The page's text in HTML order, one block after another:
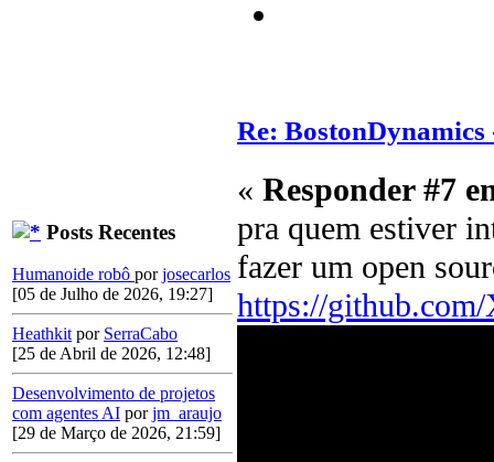
Posts Recentes
Humanoide robô porjosecarlos
[05 de Julho de 2026, 19:27]
Heathkit por SerraCabo
[25 de Abril de 2026, 12:48]
Desenvolvimento de projetos
com agentes AI porjm_araujo
[29 de Março de 2026, 21:59]
Re:
« Responder #7
pra quem estiver
fazer um open
https://